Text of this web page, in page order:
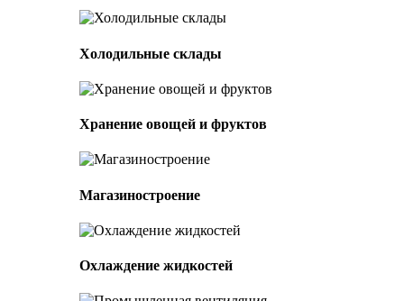
Холодильные склады
Хранение овощей и фруктов
Магазиностроение
Охлаждение жидкостей